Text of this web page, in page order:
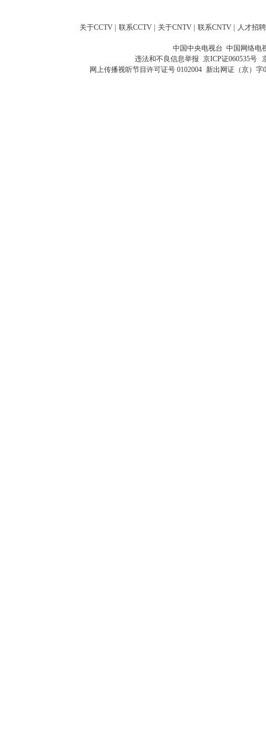
关于CCTV | 联系CCTV | 关于CNTV | 联系CNTV | 人才招聘
中国中央电视台 中国网络电
违法和不良信息举报 京ICP证060535号
网上传播视听节目许可证号 0102004 新出网证（京）